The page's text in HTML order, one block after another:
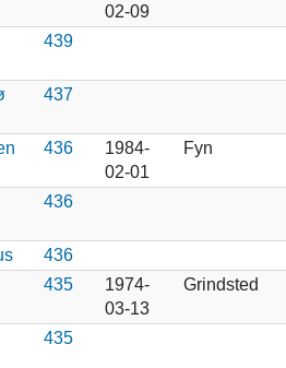
02-09
439
437
436
1984-
02-01
Fyn
436
436
435
1974-
03-13
Grindsted
435